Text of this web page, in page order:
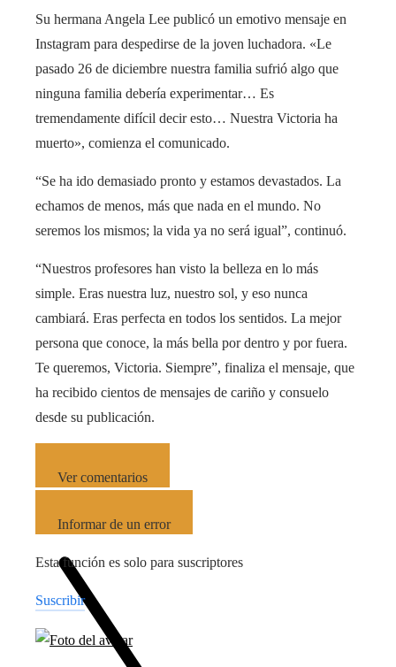
Su hermana Angela Lee publicó un emotivo mensaje en
Instagram para despedirse de la joven luchadora. «Le
pasado 26 de diciembre nuestra familia sufrió algo que
ninguna familia debería experimentar… Es
tremendamente difícil decir esto… Nuestra Victoria ha
muerto», comienza el comunicado.
“Se ha ido demasiado pronto y estamos devastados. La
echamos de menos, más que nada en el mundo. No
seremos los mismos; la vida ya no será igual”, continuó.
“Nuestros profesores han visto la belleza en lo más
simple. Eras nuestra luz, nuestro sol, y eso nunca
cambiará. Eras perfecta en todos los sentidos. La mejor
persona que conoce, la más bella por dentro y por fuera.
Te queremos, Victoria. Siempre”, finaliza el mensaje, que
ha recibido cientos de mensajes de cariño y consuelo
desde su publicación.
Ver comentarios
Informar de un error
Esta función es solo para suscriptores
Suscribir